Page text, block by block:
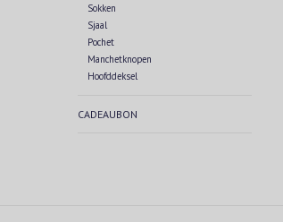
Sokken
Sjaal
Pochet
Manchetknopen
Hoofddeksel
CADEAUBON